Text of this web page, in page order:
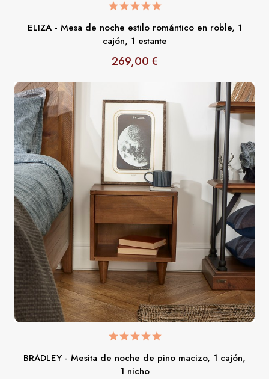
ELIZA - Mesa de noche estilo romántico en roble, 1
cajón, 1 estante
Precio
269,00 €
BRADLEY - Mesita de noche de pino macizo, 1 cajón,
1 nicho